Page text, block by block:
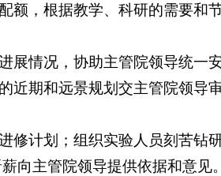
额，根据教学、科研的需要和
展情况，协助主管院领导统一
近期和远景规划交主管院领导
修计划；组织实验人员刻苦钻
向主管院领导提供依据和意见。